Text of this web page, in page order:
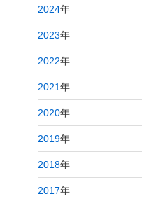
2024年
2023年
2022年
2021年
2020年
2019年
2018年
2017年